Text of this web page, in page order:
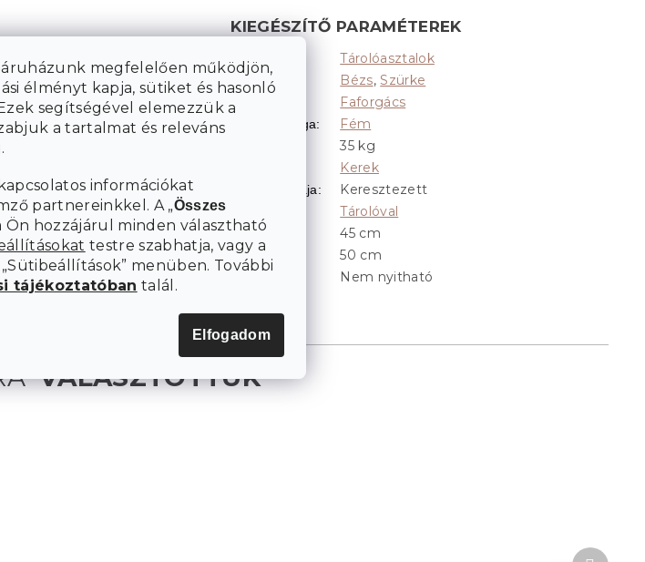
megfelelően működjön,
élményt kapja, sütiket és hasonló
segítségével elemezzük a
a tartalmat és releváns
információkat
partnereinkkel. A „Összes
Ön hozzájárul minden választható
testre szabhatja, vagy a
„Sütibeállítások” menüben. További
tájékoztatóban talál.
Elfogadom
KIEGÉSZÍTŐ PARAMÉTEREK
Kategória Tárolóasztalok
Színek: Bézs,Szürke
Lap anyaga Faforgács
Lábak anyaga: Fém
35 kg
Kerek
Lábak formája: Keresztezett
Tárolóval
Átmérő 45 cm
Magasság 50 cm
Nem nyitható